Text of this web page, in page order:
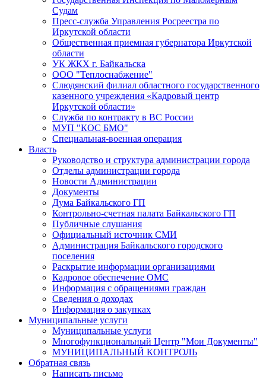
Судам
Пресс-служба Управления Росреестра по
Иркутской области
Общественная приемная губернатора Иркутской
области
УК ЖКХ г. Байкальска
ООО "Теплоснабжение"
Слюдянский филиал областного государственного
казенного учреждения «Кадровый центр
Иркутской области»
Служба по контракту в ВС России
МУП "КОС БМО"
Специальная-военная операция
Власть
Руководство и структура администрации города
Отделы администрации города
Новости Администрации
Документы
Дума Байкальского ГП
Контрольно-счетная палата Байкальского ГП
Публичные слушания
Официальный источник СМИ
Администрация Байкальского городского
поселения
Раскрытие информации организациями
Кадровое обеспечение ОМС
Информация с обращениями граждан
Сведения о доходах
Информация о закупках
Муниципальные услуги
Муниципальные услуги
Многофункциональный Центр "Мои Документы"
МУНИЦИПАЛЬНЫЙ КОНТРОЛЬ
Обратная связь
Написать письмо